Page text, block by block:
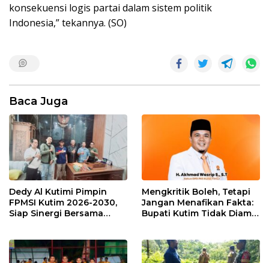
konsekuensi logis partai dalam sistem politik
Indonesia,” tekannya. (SO)
Baca Juga
Dedy Al Kutimi Pimpin
FPMSI Kutim 2026-2030,
Siap Sinergi Bersama
Mengkritik Boleh, Tetapi
Jangan Menafikan Fakta:
Bupati Kutim Tidak Diam